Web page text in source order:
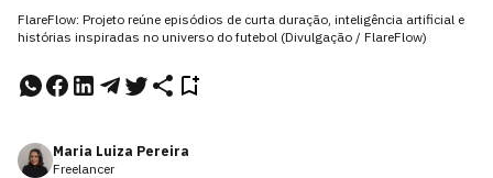
FlareFlow: Projeto reúne episódios de curta duração, inteligência artificial e
histórias inspiradas no universo do futebol (Divulgação / FlareFlow)
Maria Luiza Pereira
Freelancer